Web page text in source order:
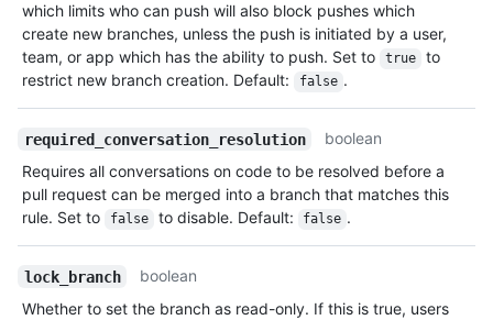
which limits who can push will also block pushes which
create new branches, unless the push is initiated by a user,
team, or app which has the ability to push. Set to
true
to
restrict new branch creation. Default:
false .
required_conversation_resolution
boolean
Requires all conversations on code to be resolved before a
pull request can be merged into a branch that matches this
rule. Set to
false to disable. Default: false .
lock_branch
boolean
Whether to set the branch as read-only. If this is true, users